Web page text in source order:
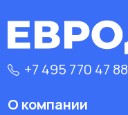
+7 495 770 47 88
О компании